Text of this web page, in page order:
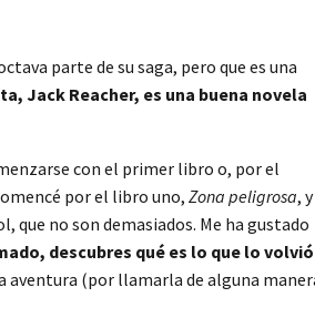
parte de su saga, pero que es una
Jack Reacher, es una buena novela
con el primer libro o, por el
por el libro uno,Zona peligrosa, y
que no son demasiados. Me ha gustado
descubres qué es lo que lo volvió
aventura (por llamarla de alguna